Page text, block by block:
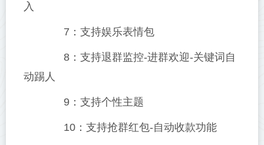
入
7：支持娱乐表情包
8：支持退群监控-进群欢迎-关键词自
动踢人
9：支持个性主题
10：支持抢群红包-自动收款功能